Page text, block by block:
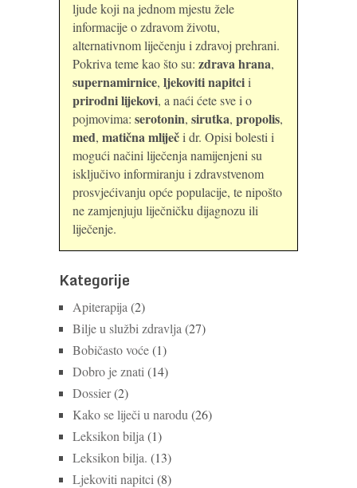
ljude koji na jednom mjestu žele
informacije o zdravom životu,
alternativnom liječenju i zdravoj prehrani.
Pokriva teme kao što su: zdrava hrana,
supernamirnice, ljekoviti napitcii
prirodni lijekovi, a naći ćete sve i o
pojmovima: serotonin, sirutka, propolis,
med, matična mliječi dr. Opisi bolesti i
mogući načini liječenja namijenjeni su
isključivo informiranju i zdravstvenom
prosvjećivanju opće populacije, te nipošto
ne zamjenjuju liječničku dijagnozu ili
liječenje.
Kategorije
Apiterapija (2)
Bilje u službi zdravlja (27)
Bobičasto voće(1)
Dobro je znati (14)
Dossier(2)
Kako se liječi u narodu (26)
Leksikon bilja (1)
Leksikon bilja. (13)
Ljekoviti napitci (8)